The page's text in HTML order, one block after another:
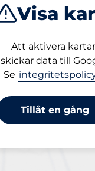
Visa
Att aktivera
skickar data till
Se
Tillåt en gång